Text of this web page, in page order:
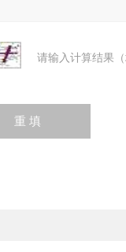
请输入计算结果